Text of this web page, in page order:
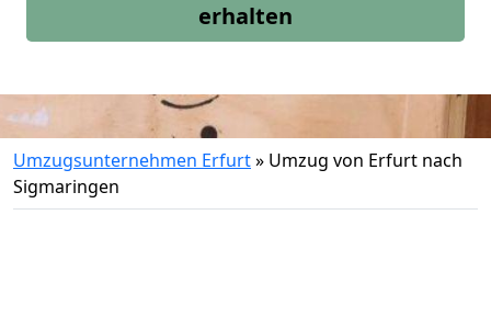
erhalten
Umzugsunternehmen Erfurt» Umzug von Erfurt nach
Sigmaringen